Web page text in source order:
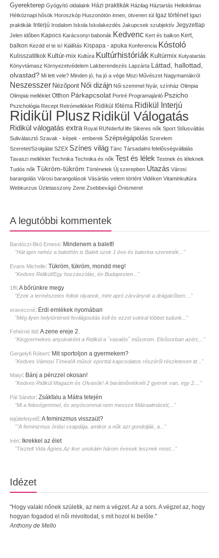
Gyerekterep Gyógyító oldalaink Házi praktikák Házilag Háztartás Helloklimax
Hétköznapi hősök Horoszkóp Huszonötön innen, ötvenen túl Igaz történet Igazi
praktikák Interjú Irodalom Iskola Iskolakezdés Jakupcsek szubjektív Jegyzetlap
Jelen időben Kapocs Karácsonyi babonák Kedvenc Kert és balkon Kert,
balkon Kezdd el te is! Kiállítás Kispapa - apuka Konferencia Kóstoló
Kulisszatitkok Kultúr-mix Kultúra Kultúrhistóriák Kultúrmix Kutyatartás
Könyvtámasz Környezetvédelem Lakberendezés Lapzárta Láttad, hallottad,
olvastad? Mi lett vele? Minden jó, ha jó a vége Mozi Művészet Nagymamákról
Neszesszer Nézőpont Női dizájn Női szemmel Nyár, színház Olimpia
Olimpiai melléklet Otthon Párkapcsolat Portré Programajánló Pszicho
Pszichológia Recept Retrómelléklet Ridikül főtéma Ridikül Interjú
Ridikül Plusz Ridikül Válogatás
Ridikül válogatás extra Royal RUNderful life Sikeres nők Sport Stílusváltás
Suliválasztó Szavak - képek - emberek Szépségápolás Szerelem
Szeretet/Szolgálat SZEX Színes világ Tánc Társadalmi felelősségvállalás
Tavaszi melléklet Technika Technika és nők Test és lélek Testnek és léleknek
Tudós nők Tükröm-tükröm Történetek Új szerepben Utazás Városi
barangolás Városi barangolások Vásárlás velem történt Vidéken Vitaminkultúra
Webkurzus Üzletasszony Zene Zsebbevágó Önismeret
A legutóbbi kommentek
Bardóczi-Biró Emese: Mindenem a balett!
"Hát igen nehéz a balett!én is Balett ozok 1 éve és balerina szeretnék..."
Evans Michelle: Tükröm, tükröm, mondd meg!
"Kedves Ridikül!Egy hozzàszòlàs, èn Budapesten..."
1ffi:A bőrünkre megy
"Ezek a természetes foltok olyanok, mint apró zárványok a drágakőben:..."
oraveczné: Érdi emlékek nyomában
"Még ilyen helytörténeti fevilágositás kell és ezzel sokkal többet tudunk..."
Fehérné Ildi:A zene ereje 2.
"Kisgyermekes anyukaként a Ridikül a ˝vasalós˝ műsorom. Elsősorban azért,..."
Gergelyfi Róbert: Mit sportoljon a gyermekem?
"Kedves Vámosi Tímea!A műsor sporttal kapcsolatos részéről részletesen itt..."
Matyi: Bánj a pénzzel okosan!
"Kedves Ridikül Magazin és Olvasók! A barátnőméknél 2 gyerek van, egy 2...."
Pál Sándor: Zsákfalu a Mátra tetején
"Mi a feleségemmel, és anyósommal nem messze Mátraalmástól,..."
tejútlefetyelő:A feminizmus visszaüt?
""A feminizmus óriási csapdája, amikor a nők azt gondolják, a..."
Irén: Ikrekkel az élet
"Tisztelt Vida Ágnes.Az iker unokáim három évesek lesznek most..."
Idézet
"Hogy valaki nőnek születik, az nem a végzet. Az a sors. A végzet az, hogy
hogyan fogadod el női mivoltodat, s mit hozol ki belőle."
Anthony de Mello